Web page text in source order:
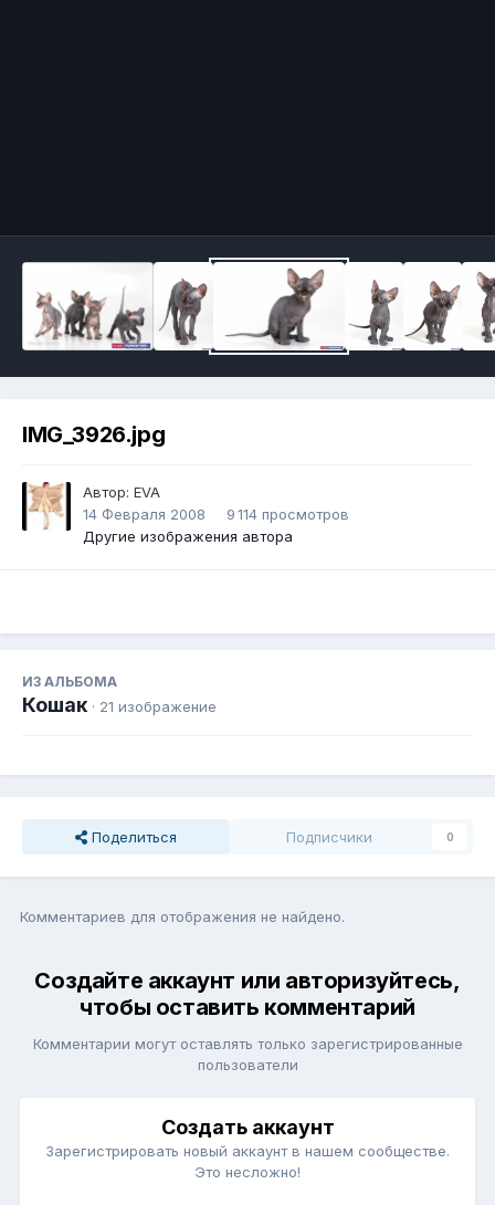
IMG_3926.jpg
Автор: EVA
14 Февраля 2008
9 114 просмотров
Другие изображения автора
ИЗ АЛЬБОМА
Кошак · 21 изображение
Поделиться Подписчики 0
Комментариев для отображения не найдено.
Создайте аккаунт или авторизуйтесь,
чтобы оставить комментарий
Комментарии могут оставлять только зарегистрированные
пользователи
Создать аккаунт
Зарегистрировать новый аккаунт в нашем сообществе.
Это несложно!